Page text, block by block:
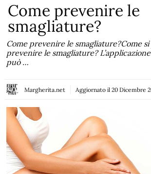
Come prevenire le
smagliature?
Come prevenire le smagliature?Come si
prevenire le smagliature?
può …
Margherita.net Aggiornato il 20 Dicembre